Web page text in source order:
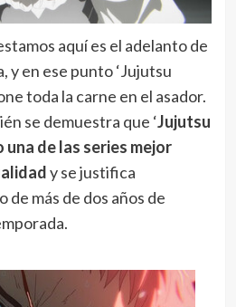
aquí es el adelanto de
y en ese punto ‘Jujutsu
toda la carne en el asador.
se demuestra que ‘Jujutsu
una de las series mejor
y se justifica
más de dos años de